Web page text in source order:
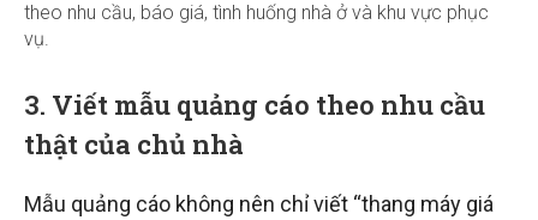
theo nhu cầu, báo giá, tình huống nhà ở và khu vực phục
vụ.
3. Viết mẫu quảng cáo theo nhu cầu
thật của chủ nhà
Mẫu quảng cáo không nên chỉ viết “thang máy giá